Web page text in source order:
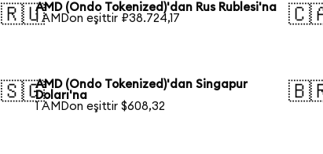
🇷🇺AMD (Ondo Tokenized)'dan Rus Rublesi'na
1 AMDon eşittir ₽38.724,17
🇸🇬AMD (Ondo Tokenized)'dan Singapur
Doları'na
1 AMDon eşittir $608,32